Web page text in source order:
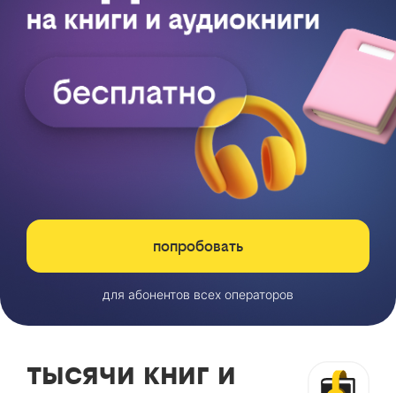
попробовать
для абонентов всех операторов
тысячи книг и